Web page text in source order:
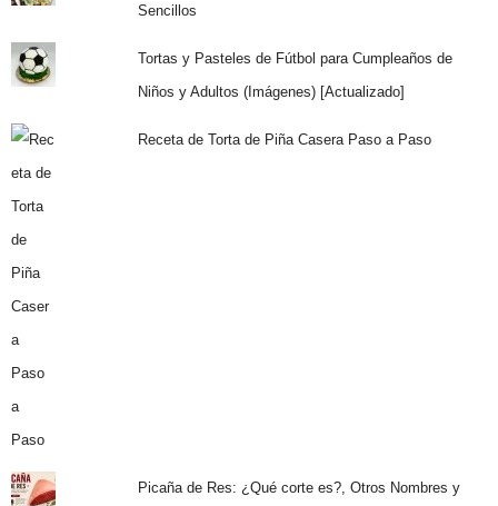
Sencillos
Tortas y Pasteles de Fútbol para Cumpleaños de
Niños y Adultos (Imágenes) [Actualizado]
Receta de Torta de Piña Casera Paso a Paso
Picaña de Res: ¿Qué corte es?, Otros Nombres y